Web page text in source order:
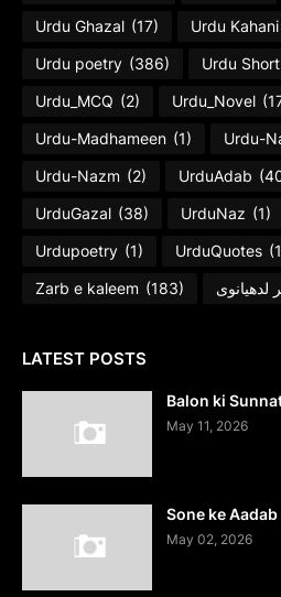
Urdu Ghazal (17) Urdu Kahani
Urdu poetry (386) Urdu
Urdu_MCQ (2) Urdu_Novel
Urdu-Madhameen (1) Urdu-
Urdu-Nazm (2) UrduAdab
UrduGazal (38) UrduNaz (1)
Urdupoetry (1) UrduQuotes
Zarb e kaleem (183) لدھیانوی
LATEST POSTS
May 11, 2026
May 02, 2026